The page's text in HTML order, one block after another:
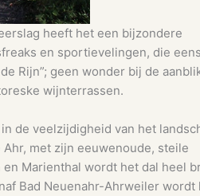
heeft het een bijzondere
en sportievelingen, die
Rijn”; geen wonder bij de
wijnterrassen.
de veelzijdigheid van het
met zijn eeuwenoude, steile
Marienthal wordt het dal heel
Bad Neuenahr-Ahrweiler wordt